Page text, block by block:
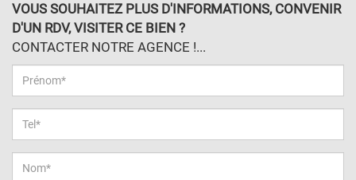
VOUS SOUHAITEZ PLUS D'INFORMATIONS, CONVENIR
D'UN RDV, VISITER CE BIEN ?
CONTACTER NOTRE AGENCE !...